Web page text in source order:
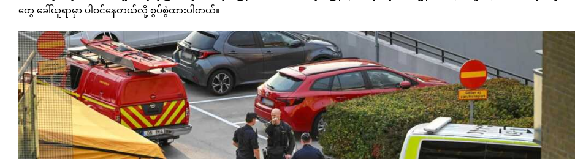
တွေ ခေါ်ယူရာမှာ ပါဝင်နေတယ်လို့ စွပ်စွဲထားပါတယ်။